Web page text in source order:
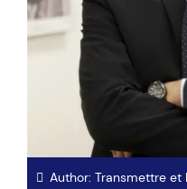
Author: Transmettre et